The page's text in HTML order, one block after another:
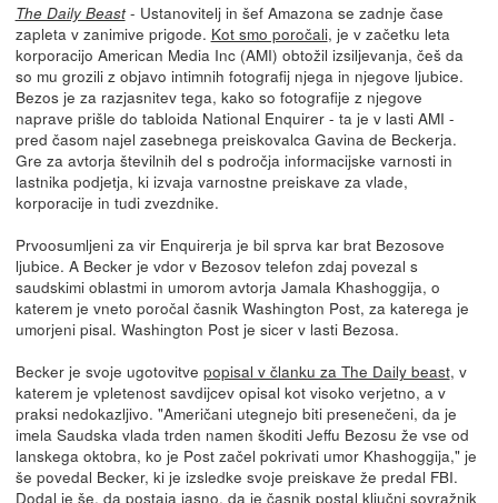
The Daily Beast- Ustanovitelj in šef Amazona se zadnje čase
zapleta v zanimive prigode. Kot smo poročali, je v začetku leta
korporacijo American Media Inc (AMI) obtožil izsiljevanja, češ da
so mu grozili z objavo intimnih fotografij njega in njegove ljubice.
Bezos je za razjasnitev tega, kako so fotografije z njegove
naprave prišle do tabloida National Enquirer - ta je v lasti AMI -
pred časom najel zasebnega preiskovalca Gavina de Beckerja.
Gre za avtorja številnih del s področja informacijske varnosti in
lastnika podjetja, ki izvaja varnostne preiskave za vlade,
korporacije in tudi zvezdnike.
Prvoosumljeni za vir Enquirerja je bil sprva kar brat Bezosove
ljubice. A Becker je vdor v Bezosov telefon zdaj povezal s
saudskimi oblastmi in umorom avtorja Jamala Khashoggija, o
katerem je vneto poročal časnik Washington Post, za katerega je
umorjeni pisal. Washington Post je sicer v lasti Bezosa.
Becker je svoje ugotovitve popisal v članku za The Daily beast, v
katerem je vpletenost savdijcev opisal kot visoko verjetno, a v
praksi nedokazljivo. "Američani utegnejo biti presenečeni, da je
imela Saudska vlada trden namen škoditi Jeffu Bezosu že vse od
lanskega oktobra, ko je Post začel pokrivati umor Khashoggija," je
še povedal Becker, ki je izsledke svoje preiskave že predal FBI.
Dodal je še, da postaja jasno, da je časnik postal ključni sovražnik